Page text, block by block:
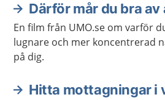
Därför mår du bra av
En film från UMO.se om varför
lugnare och mer koncentrerad
på dig.
Hitta mottagningar i